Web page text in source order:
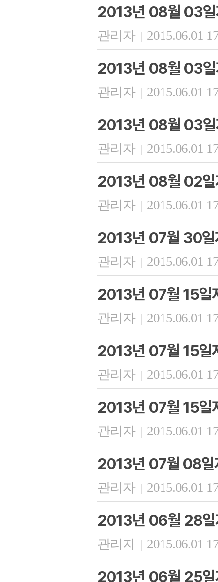
2013년 08월 03일
관리자 | 2015.06.01
2013년 08월 03일
관리자 | 2015.06.01
2013년 08월 03일
관리자 | 2015.06.01
2013년 08월 02일
관리자 | 2015.06.01
2013년 07월 30일
관리자 | 2015.06.01
2013년 07월 15일
관리자 | 2015.06.01
2013년 07월 15일
관리자 | 2015.06.01
2013년 07월 15일
관리자 | 2015.06.01
2013년 07월 08일
관리자 | 2015.06.01
2013년 06월 28일
관리자 | 2015.06.01
2013년 06월 25일